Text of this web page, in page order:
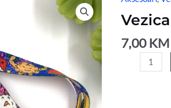
7,00 KM
organi
količina